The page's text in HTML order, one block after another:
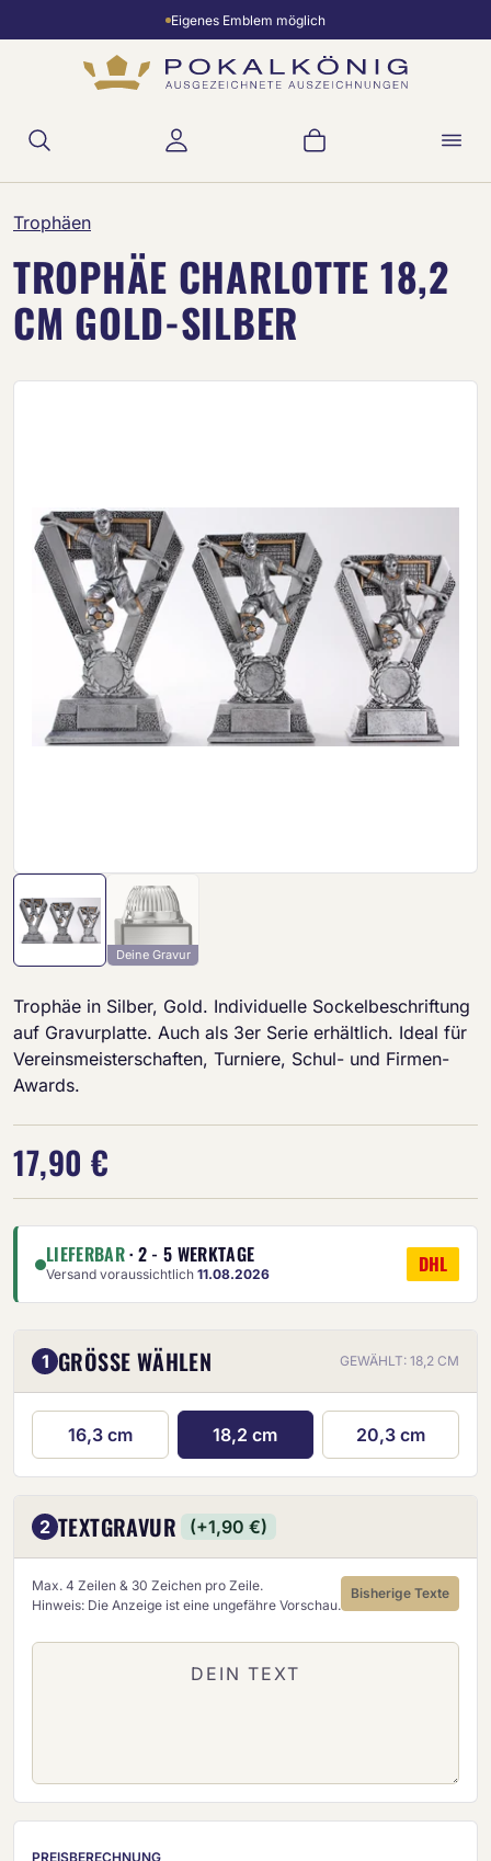
Zum Hauptinhalt springenEigenes Emblem möglich
Warenkorb
Trophäen
TROPHÄE CHARLOTTE 18,2
CM GOLD-SILBER
Deine Gravur
Trophäe in Silber, Gold. Individuelle Sockelbeschriftung
auf Gravurplatte. Auch als 3er Serie erhältlich. Ideal für
Vereinsmeisterschaften, Turniere, Schul- und Firmen-
Awards.
17,90 €
LIEFERBAR· 2 - 5 WERKTAGE
Versand voraussichtlich 11.08.2026 DHL
1 GRÖSSE WÄHLEN GEWÄHLT: 18,2 CM
16,3 cm 18,2 cm 20,3 cm
2 TEXTGRAVUR (+1,90 €)
Max. 4 Zeilen & 30 Zeichen pro Zeile.
Hinweis: Die Anzeige ist eine ungefähre Vorschau.
Bisherige Texte
PREISBERECHNUNG